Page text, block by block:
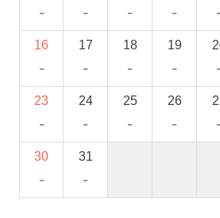
- - - -
16
-
17
-
18
-
19
-
23
-
24
-
25
-
26
-
30
-
31
-